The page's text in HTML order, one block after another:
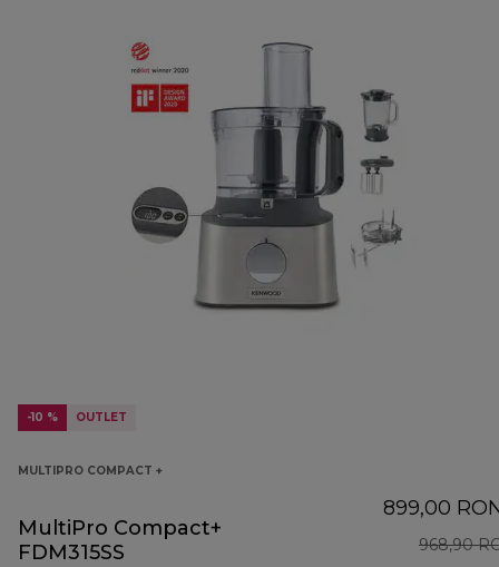
-10 % OUTLET
MULTIPRO COMPACT +
MultiPro Compact+
FDM315SS
899,00
968,90